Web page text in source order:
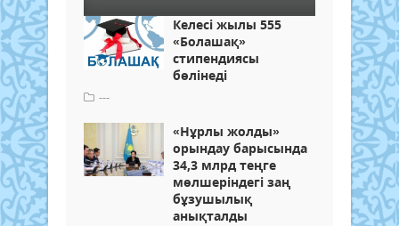
Келесі жылы 555
«Болашақ»
стипендиясы
бөлінеді
---
«Нұрлы жолды»
орындау барысында
34,3 млрд теңге
мөлшеріндегі заң
бұзушылық
анықталды